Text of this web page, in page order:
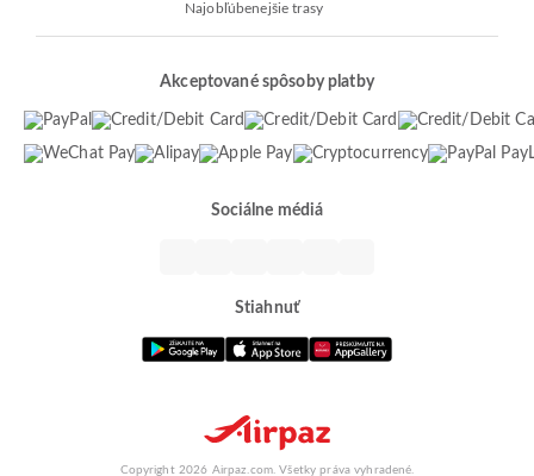
Najobľúbenejšie trasy
Akceptované spôsoby platby
Sociálne médiá
Stiahnuť
Copyright 2026 Airpaz.com. Všetky práva vyhradené.